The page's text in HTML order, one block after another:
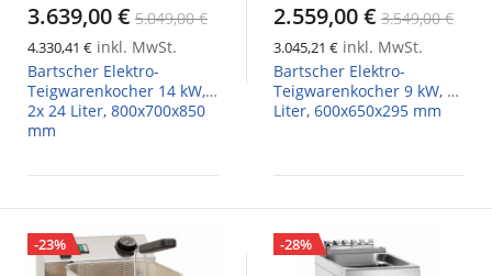
3.639,00 € 5.049,00 €
4.330,41 € inkl. MwSt.
Bartscher Elektro-
Teigwarenkocher 14 kW,
2x 24 Liter, 800x700x850
mm
2.559,00 € 3.549,00 €
3.045,21 € inkl. MwSt.
Bartscher Elektro-
Teigwarenkocher 9 kW, 28
Liter, 600x650x295 mm
-23% -28%